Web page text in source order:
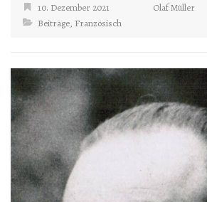
10. Dezember 2021
Olaf Müller
Beiträge, Französisch